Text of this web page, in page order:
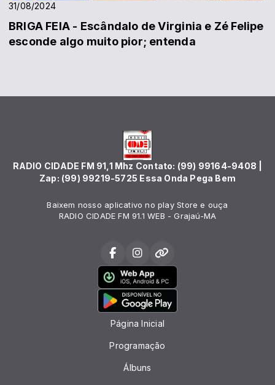
31/08/2024
BRIGA FEIA - Escândalo de Virginia e Zé Felipe
esconde algo muito pior; entenda
RADIO CIDADE FM 91,1 Mhz Contato: (99) 99164-9408 |
Zap: (99) 99219-5725 Essa Onda Pega Bem
Baixem nosso aplicativo no play Store e ouça
RADIO CIDADE FM 91.1 WEB - Grajaú-MA
Página Inicial
Programação
Álbuns